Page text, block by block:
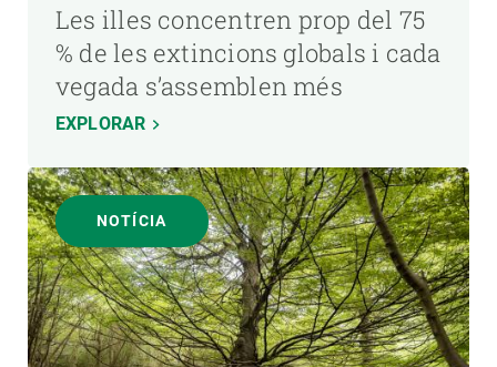
Les illes concentren prop del 75
% de les extincions globals i cada
vegada s’assemblen més
EXPLORAR
NOTÍCIA